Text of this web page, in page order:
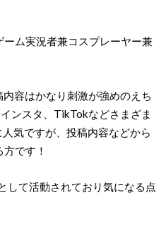
ム実況者兼コスプレーヤー兼
容はかなり刺激が強めのえち
ンスタ、TikTokなどさまざま
気ですが、投稿内容などから
です！
して活動されており気になる点